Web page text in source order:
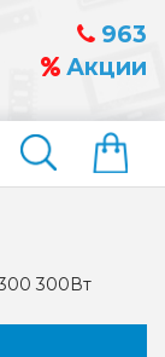
963
Акции
Найти
300Вт